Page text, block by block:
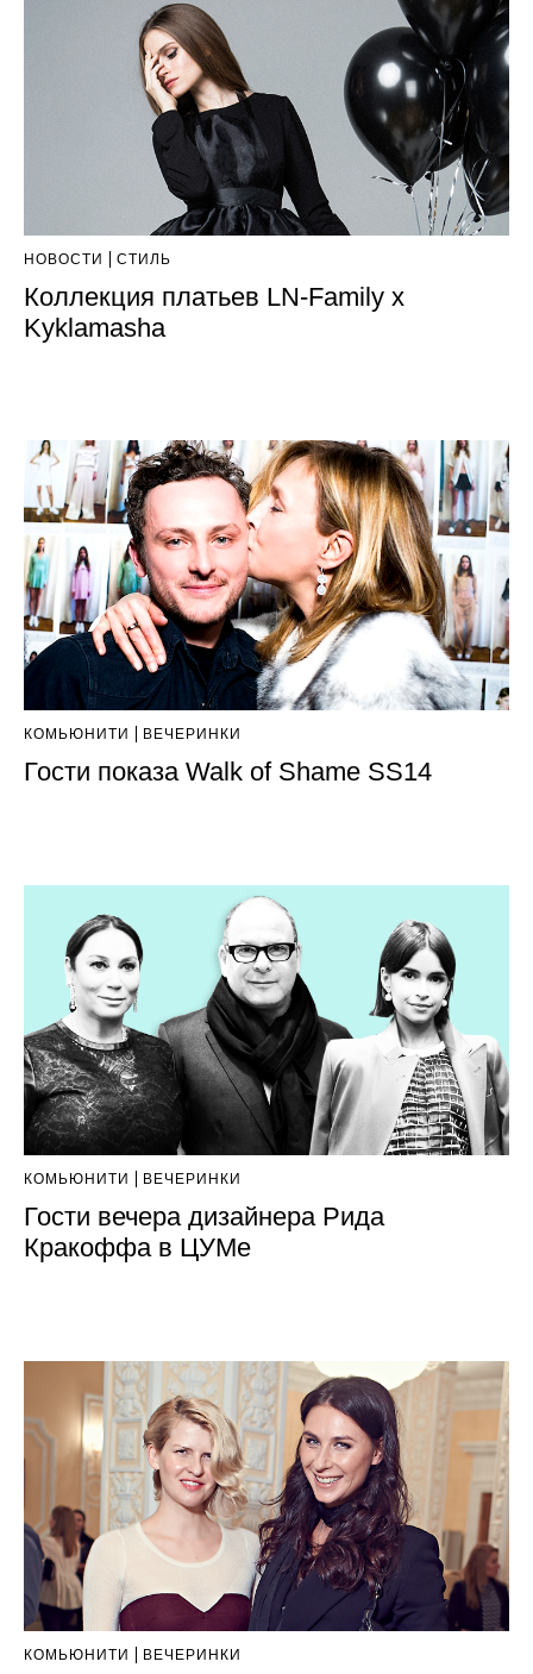
НОВОСТИ СТИЛЬ
Коллекция платьев LN-Family x
Kyklamasha
КОМЬЮНИТИ ВЕЧЕРИНКИ
Гости показа Walk of Shame SS14
КОМЬЮНИТИ ВЕЧЕРИНКИ
Гости вечера дизайнера Рида
Кракоффа в ЦУМе
КОМЬЮНИТИ ВЕЧЕРИНКИ